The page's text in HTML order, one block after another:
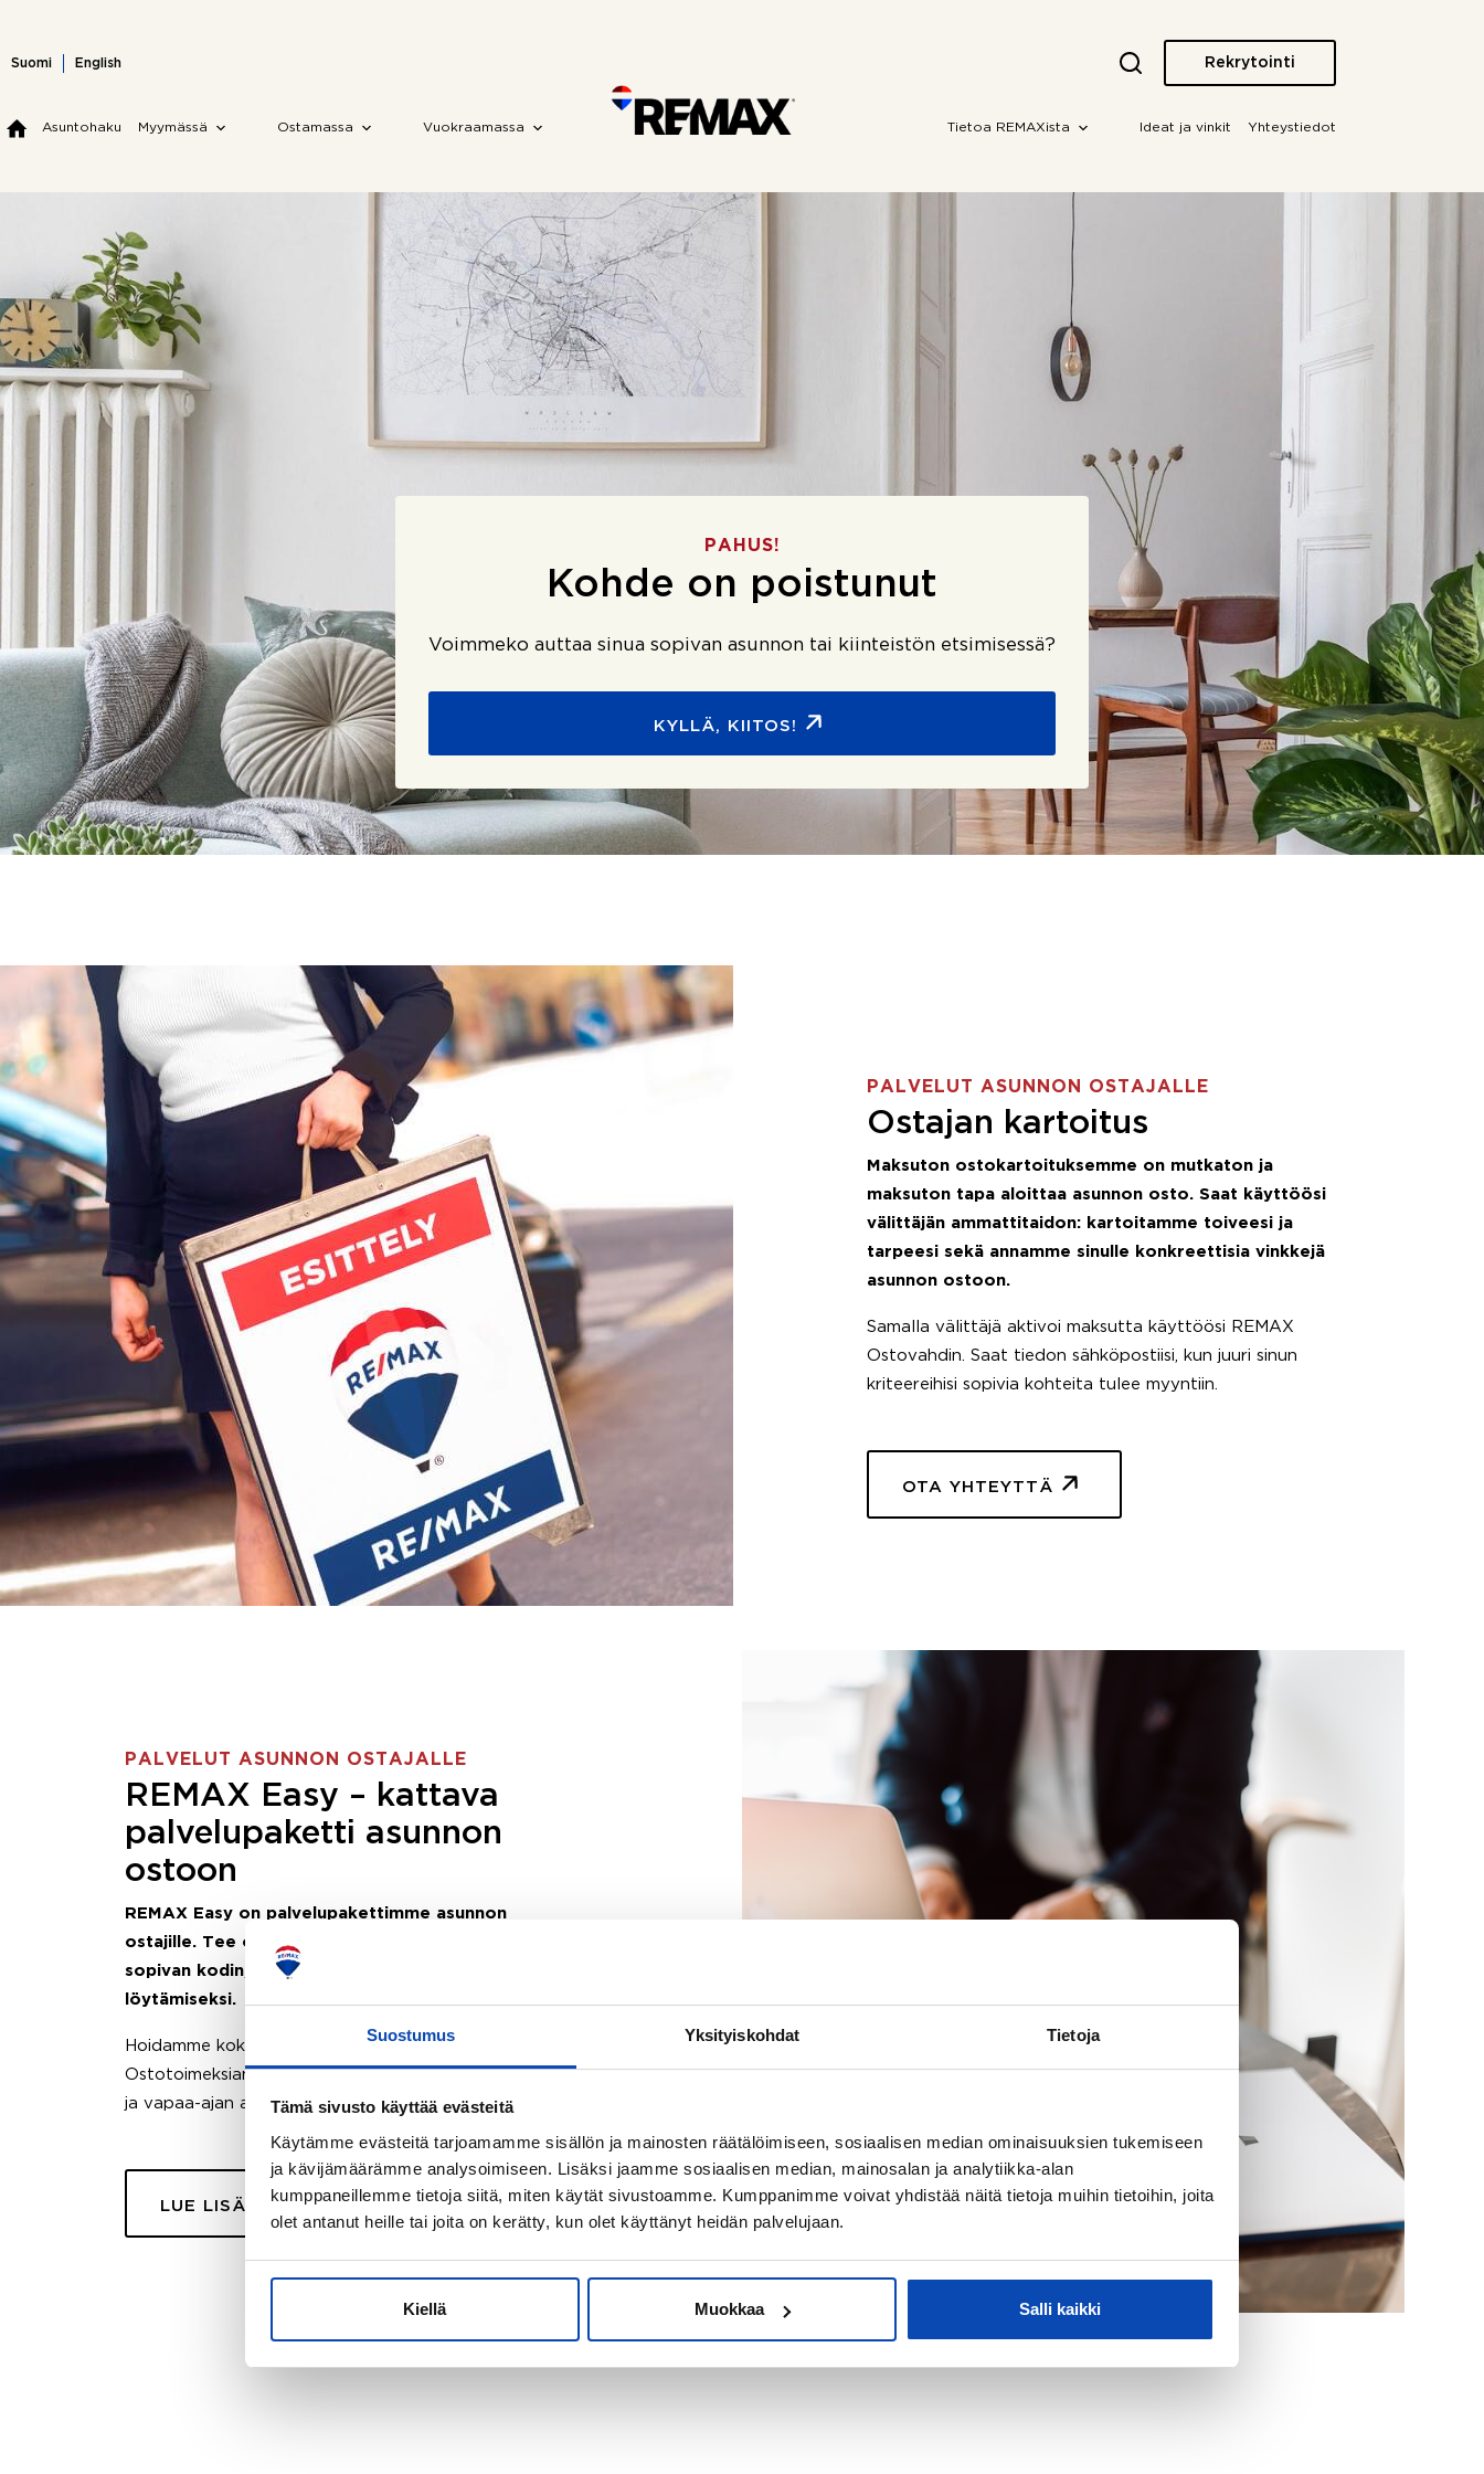
Suostumus Yksityiskohdat Tietoja
Tämä sivusto käyttää evästeitä
Käytämme evästeitä tarjoamamme sisällön ja mainosten räätälöimiseen, sosiaalisen median ominaisuuksien tukemiseen
ja kävijämäärämme analysoimiseen. Lisäksi jaamme sosiaalisen median, mainosalan ja analytiikka-alan
kumppaneillemme tietoja siitä, miten käytät sivustoamme. Kumppanimme voivat yhdistää näitä tietoja muihin tietoihin, joita
olet antanut heille tai joita on kerätty, kun olet käyttänyt heidän palvelujaan.
Kiellä Muokkaa Salli kaikki
content
Suomi English Rekrytointi
Asuntohaku Myymässä Ostamassa Vuokraamassa Tietoa REMAXista Ideat ja vinkit Yhteystiedot
PAHUS!
Kohde on poistunut
Voimmeko auttaa sinua sopivan asunnon tai kiinteistön etsimisessä?
KYLLÄ, KIITOS!
PALVELUT ASUNNON OSTAJALLE
Ostajan kartoitus
Maksuton ostokartoituksemme on mutkaton ja
maksuton tapa aloittaa asunnon osto. Saat käyttöösi
välittäjän ammattitaidon: kartoitamme toiveesi ja
tarpeesi sekä annamme sinulle konkreettisia vinkkejä
asunnon ostoon.
Samalla välittäjä aktivoi maksutta käyttöösi REMAX
Ostovahdin. Saat tiedon sähköpostiisi, kun juuri sinun
kriteereihisi sopivia kohteita tulee myyntiin.
OTA YHTEYTTÄ
PALVELUT ASUNNON OSTAJALLE
REMAX Easy – kattava
palvelupaketti asunnon
ostoon
REMAX Easy on palvelupakettimme asunnon
ostajille. Tee ostotoimeksianto ja etsimme juuri sinulle
sopivan kodin, eikä sinun tarvitse nähdä vaivaa sen
löytämiseksi.
Hoidamme koko ostoprosessin puolestasi.
Ostotoimeksiantopalvelumme sopii myös esimerkiksi sijoitus-
ja vapaa-ajan asuntojen ostoon.
LUE LISÄÄ